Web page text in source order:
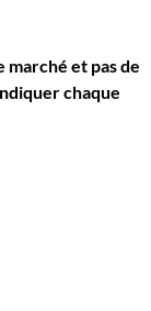
marché et pas de
chaque